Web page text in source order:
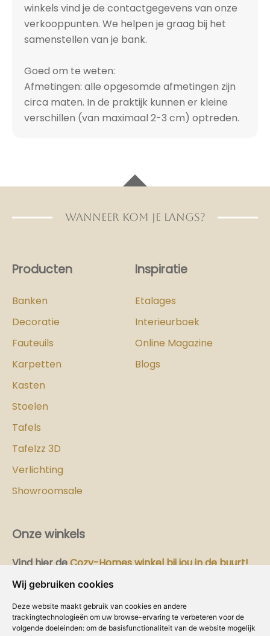
Wij gebruiken cookies
Deze website maakt gebruik van cookies en andere
trackingtechnologieën om uw browse-ervaring te verbeteren voor de
volgende doeleinden: om de basisfunctionaliteit van de website mogelijk
winkels vind je de contactgegevens van onze
verkooppunten. We helpen je graag bij het
samenstellen van je bank.
Goed om te weten:
Afmetingen: alle opgesomde afmetingen zijn
circa maten. In de praktijk kunnen er kleine
verschillen (van maximaal 2-3 cm) optreden.
WANNEER KOM JE LANGS?
Producten
Banken
Decoratie
Fauteuils
Karpetten
Kasten
Stoelen
Tafels
Tafelzz 3D
Verlichting
Showroomsale
Inspiratie
Etalages
Interieurboek
Online Magazine
Blogs
Onze winkels
Vind hierdeCozy-Homes winkel bij jou in de buurt!
Intranet
Dealer worden?